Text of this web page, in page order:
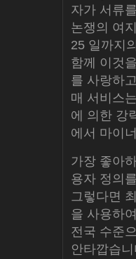
자가 서류
논쟁의 여
25 일까지
함께 이것
를 사랑하
매 서비스
에 의한 강
에서 마이
가장 좋아
용자 정의
그렇다면
을 사용하
전국 수준
안타깝습